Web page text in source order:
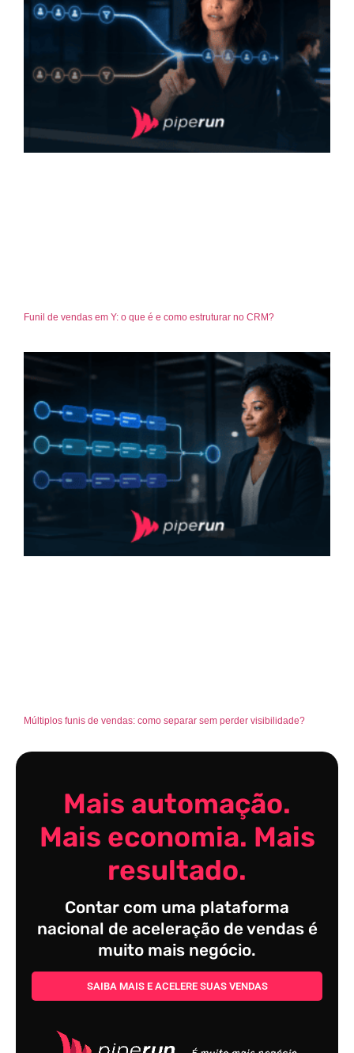
Funil de vendas em Y: o que é e como estruturar no CRM?
Múltiplos funis de vendas: como separar sem perder visibilidade?
Mais automação.
Mais economia. Mais
resultado.
Contar com uma plataforma
nacional de aceleração de vendas é
muito mais negócio.
SAIBA MAIS E ACELERE SUAS VENDAS